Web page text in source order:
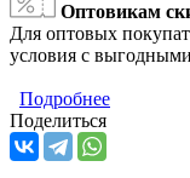
Оптовикам
Для оптовых
условия с
Подробнее
Поделиться